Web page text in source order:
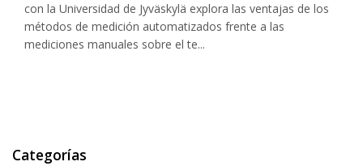
con la Universidad de Jyväskylä explora las ventajas de los
métodos de medición automatizados frente a las
mediciones manuales sobre el te...
Categorías